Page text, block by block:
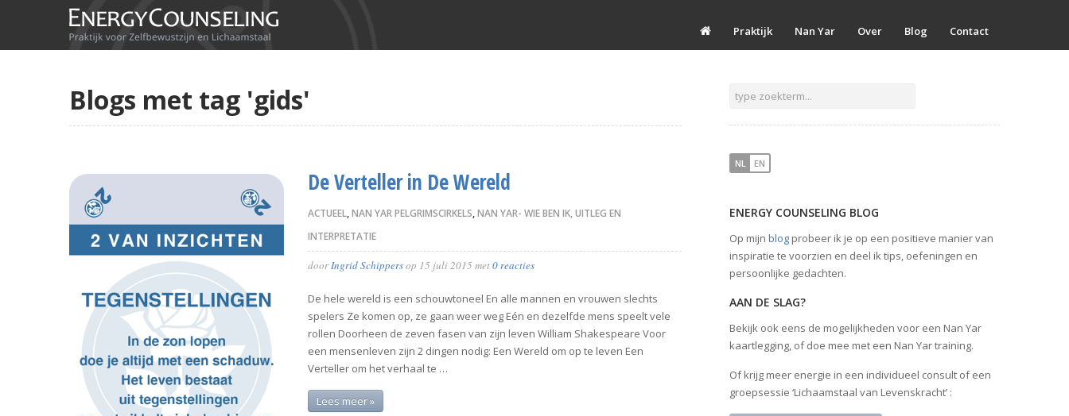
Praktijk Nan Yar Over Blog Contact
Blogs met tag 'gids'
De Verteller in De Wereld
ACTUEEL,NAN YAR PELGRIMSCIRKELS,NAN YAR- WIE BEN IK, UITLEG EN
INTERPRETATIE
doorIngrid Schippersop 15 juli 2015 met0 reacties
De hele wereld is een schouwtoneel En alle mannen en vrouwen slechts
spelers Ze komen op, ze gaan weer weg Eén en dezelfde mens speelt vele
rollen Doorheen de zeven fasen van zijn leven William Shakespeare Voor
een mensenleven zijn 2 dingen nodig: Een Wereld om op te leven Een
Verteller om het verhaal te …
Lees meer »
NL EN
ENERGY COUNSELING BLOG
Op mijn blog probeer ik je op een positieve manier van
inspiratie te voorzien en deel ik tips, oefeningen en
persoonlijke gedachten.
AAN DE SLAG?
Bekijk ook eens de mogelijkheden voor een Nan Yar
kaartlegging, of doe mee met een Nan Yar training.
Of krijg meer energie in een individueel consult of een
groepsessie ‘Lichaamstaal van Levenskracht’ :